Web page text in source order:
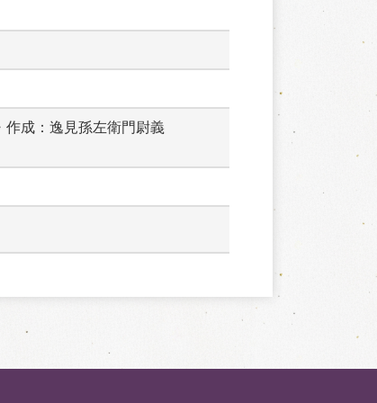
成：逸見孫左衛門尉義